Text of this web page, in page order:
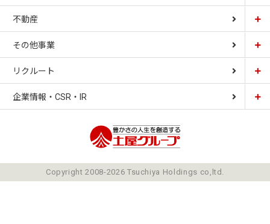
CARDINAL HOUSE
LIZNAS
土屋ホームトピア
不動産
土屋ホーム不動産
その他事業
土屋ホームレジデンス
土屋ソーラーファクトリー
リクルート
企業情報・CSR・IR
ミッションCopyright 2008-2026 Tsuchiya Holdings co,ltd.